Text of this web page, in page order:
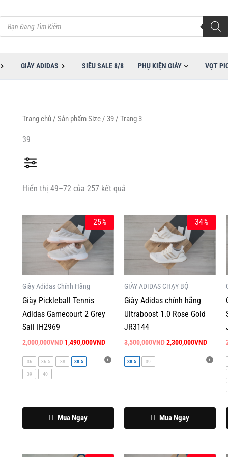
Tìm
kiếm
sản
GIÀY ADIDAS SIÊU SALE 8/8 PHỤ KIỆN GIÀY VỢT
Trang chủ/ Sản phẩm Size / 39/ Trang 3
39
Hiển thị 49–72 của 257 kết quả
xếp
mới
25%
Giày Adidas Chính Hãng
Giày Pickleball Tennis
Adidas Gamecourt 2 Grey
Sail IH2969
2,000,000VND
Giá
gốc
là:
2,000,000VND.
1,490,000VND
Giá
hiện
Mua Ngay
nhiều
biến
thể.
Các
tùy
chọn
thể
được
trên
36 36.5 38 38.5
39 40
34%
GIÀY ADIDAS CHẠY BỘ
Giày Adidas chính hãng
Ultraboost 1.0 Rose Gold
JR3144
3,500,000VND
Giá
gốc
là:
3,500,000VND.
2,300,000VND
Giá
hiện
Mua Ngay
Sản
có
nhiều
biến
thể.
Các
tùy
chọn
thể
trên
38.5 39